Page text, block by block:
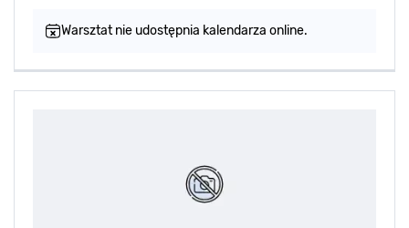
Warsztat nie udostępnia kalendarza online.